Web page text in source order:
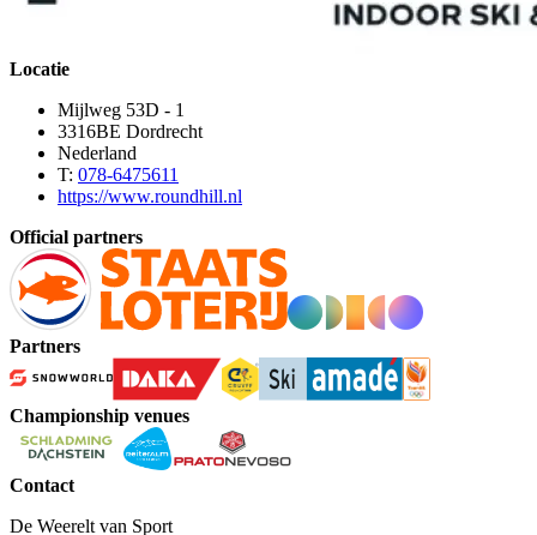
Locatie
Mijlweg 53D - 1
3316BE Dordrecht
Nederland
T: 078-6475611
https://www.roundhill.nl
Official partners
Partners
Championship venues
Contact
De Weerelt van Sport